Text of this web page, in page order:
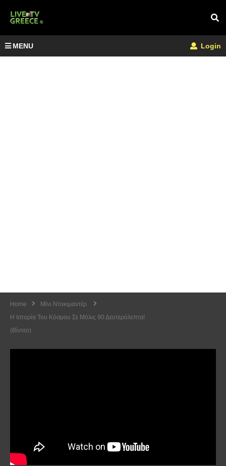
MENU Login
Home
Μίνι Ντοκιμαντέρ
Η Ιστορία Του Κόσμου Σε Μόλις 90 Δευτερόλεπτα!
(Βίντεο)